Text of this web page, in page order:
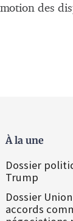
des
À la une
Dossier
Trump
Dossier
accords